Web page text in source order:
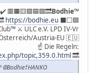
🟥🟧🟨🟩🟦🟪🔜Bodhie™
https://bodhie.eu ⬛️⬜️🟪
⚔ ULC e.V. LPD IV-Vr
Austria-EU 🇪🇺
☝ Die Regeln:
topic,359.0.html🔜